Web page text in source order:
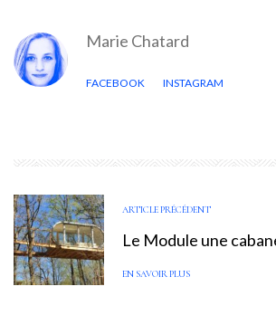
Marie Chatard
FACEBOOK INSTAGRAM
ARTICLE PRÉCÉDENT
Le Module une
EN SAVOIR PLUS